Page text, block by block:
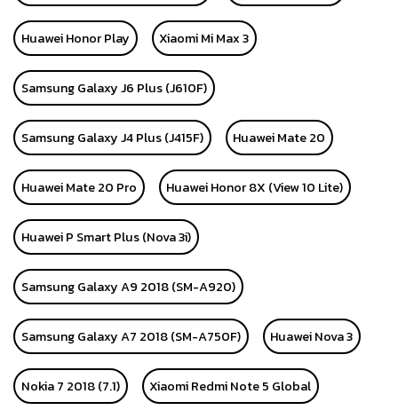
Huawei Honor Play Xiaomi Mi Max 3
Samsung Galaxy J6 Plus (J610F)
Samsung Galaxy J4 Plus (J415F) Huawei Mate 20
Huawei Mate 20 Pro Huawei Honor 8X (View 10 Lite)
Huawei P Smart Plus (Nova 3i)
Samsung Galaxy A9 2018 (SM-A920)
Samsung Galaxy A7 2018 (SM-A750F) Huawei Nova 3
Nokia 7 2018 (7.1) Xiaomi Redmi Note 5 Global